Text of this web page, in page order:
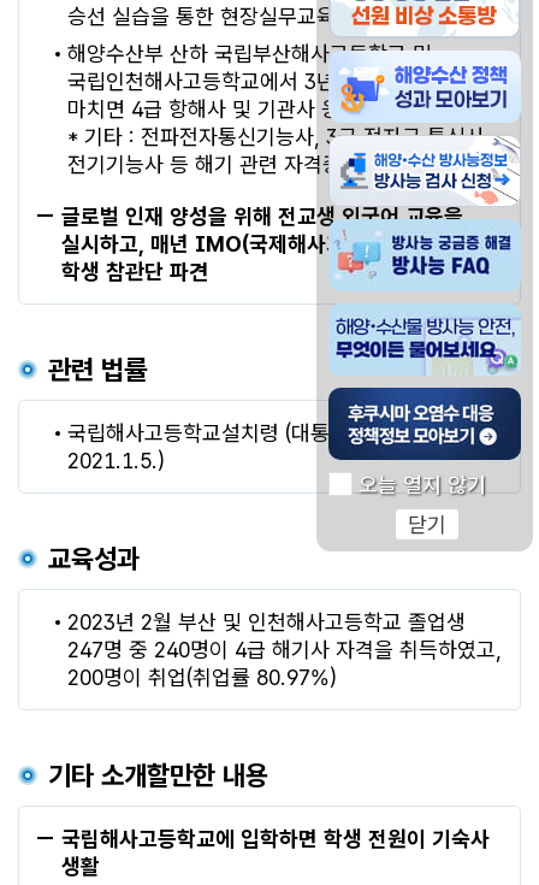
승선 실습을 통한 현장실무교육 시행
해양수산부 산하 국립부산해사고등학교 및
국립인천해사고등학교에서 3년의 교육과정을
마치면 4급 항해사 및 기관사 응시 자격 취득
* 기타 : 전파전자통신기능사, 3급 전자급 통신사,
전기기능사 등 해기 관련 자격증 취득
글로벌 인재 양성을 위해 전교생 외국어 교육을
실시하고, 매년 IMO(국제해사기구) 국제회의에
학생 참관단 파견
관련 법률
국립해사고등학교설치령 (대통령령 제31380호,
2021.1.5.)
교육성과
2023년 2월 부산 및 인천해사고등학교 졸업생
247명 중 240명이 4급 해기사 자격을 취득하였고,
200명이 취업(취업률 80.97%)
기타 소개할만한 내용
국립해사고등학교에 입학하면 학생 전원이 기숙사
생활
해양수산물 방사능 안전
해양수산물 방사능정보
방사능 궁금증 해결 방
해양 수산물 방사능 안
후쿠시마 오염수 대응
오늘 열지 않기
닫기